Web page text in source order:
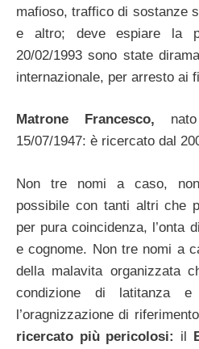
mafioso, traffico di sostanze
e altro; deve espiare la
20/02/1993 sono state
internazionale, per arresto ai
Matrone Francesco,
15/07/1947: è ricercato dal
Non tre nomi a caso,
possibile con tanti altri che
per pura coincidenza, l’onta
e cognome. Non tre nomi a
della malavita organizzata
condizione di latitanza
l’oragnizzazione di
ricercato più pericolosi: il